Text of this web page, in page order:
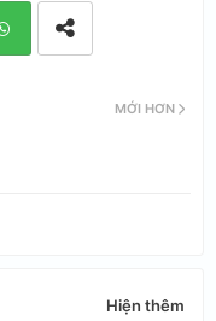
MỚI HƠN
Hiện thêm